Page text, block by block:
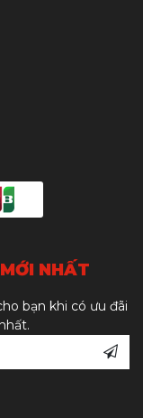
NHẤT
bạn khi có ưu đãi